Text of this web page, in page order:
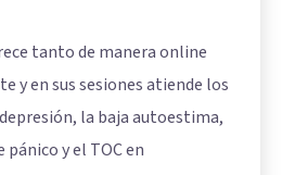
tanto de manera online
y en sus sesiones atiende los
la baja autoestima,
pánico y el TOC en